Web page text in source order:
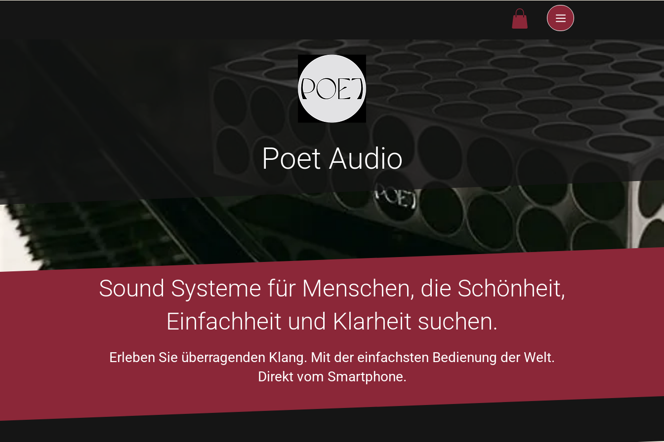
Poet Audio
Sound Systeme für Menschen, die Schönheit,
Einfachheit und Klarheit suchen.
Erleben Sie überragenden Klang. Mit der einfachsten Bedienung der Welt.
Direkt vom Smartphone.